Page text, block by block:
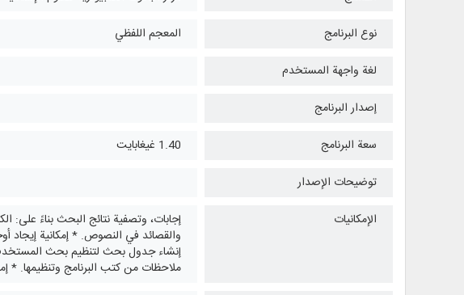
نوع البرنامج
المعجم اللفظي
لغة واجهة المستخدم
إصدار البرنامج
سعة البرنامج
1.40 غيغابايت
توضيحات الإصدار
الإمكانيات
إجابات، وتصفية نتائج البحث بناءً على:
والقصائد في النصوص. * إمكانية إيجاد
إنشاء جدول بحث لتنظيم بحث المستخدم.
ملاحظات من كتب البرنامج وتنظيمها. *